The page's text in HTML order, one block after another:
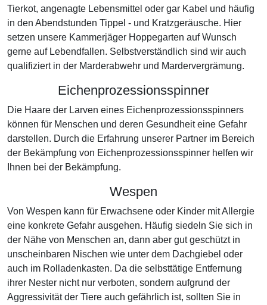
Tierkot, angenagte Lebensmittel oder gar Kabel und häufig
in den Abendstunden Tippel - und Kratzgeräusche. Hier
setzen unsere Kammerjäger Hoppegarten auf Wunsch
gerne auf Lebendfallen. Selbstverständlich sind wir auch
qualifiziert in der Marderabwehr und Mardervergrämung.
Eichenprozessionsspinner
Die Haare der Larven eines Eichenprozessionsspinners
können für Menschen und deren Gesundheit eine Gefahr
darstellen. Durch die Erfahrung unserer Partner im Bereich
der Bekämpfung von Eichenprozessionsspinner helfen wir
Ihnen bei der Bekämpfung.
Wespen
Von Wespen kann für Erwachsene oder Kinder mit Allergie
eine konkrete Gefahr ausgehen. Häufig siedeln Sie sich in
der Nähe von Menschen an, dann aber gut geschützt in
unscheinbaren Nischen wie unter dem Dachgiebel oder
auch im Rolladenkasten. Da die selbsttätige Entfernung
ihrer Nester nicht nur verboten, sondern aufgrund der
Aggressivität der Tiere auch gefährlich ist, sollten Sie in